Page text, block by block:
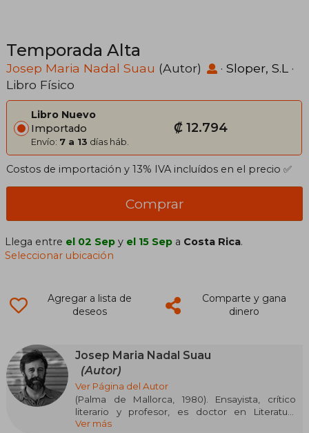
Temporada Alta
Josep Maria Nadal Suau (Autor) · Sloper, S.L
·
Libro Físico
Libro Nuevo
Importado
Envío: 7 a 13 días háb.
₡ 12.794
Costos de importación y 13% IVA incluídos en el precio ✅
Comprar
Llega entre el 02 Sep y el 15 Sep a Costa Rica.
Seleccionar ubicación
Agregar a lista de
deseos
Comparte y gana
dinero
Josep Maria Nadal Suau
(Autor)
Ver Página del Autor
(Palma de Mallorca, 1980). Ensayista, crítico
literario y profesor, es doctor en Literatura
Contemporánea y colabora regularmente en
Ver más